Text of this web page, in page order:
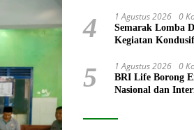
4 1 Agustus 2026 0
Semarak Lomba
Kegiatan Kondusif
5 1 Agustus 2026 0
BRI Life Borong
Nasional dan